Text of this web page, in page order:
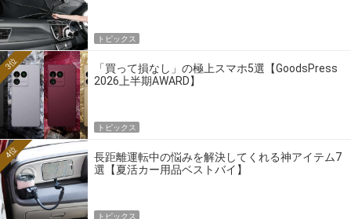
トピックス
「買って損なし」の極上スマホ5選【GoodsPress
2026上半期AWARD】
3位
トピックス
長距離運転中の悩みを解決してくれる神アイテム7
選【夏活カー用品ベストバイ】
4位
トピックス